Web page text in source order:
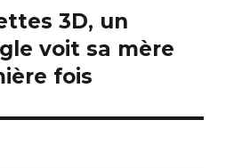
3D, un
voit sa mère
fois